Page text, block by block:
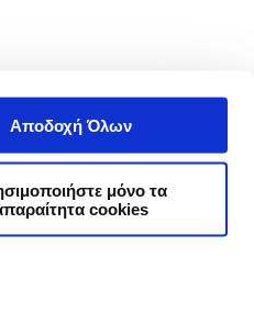
Αποδοχή Όλων
μόνο τα
cookies